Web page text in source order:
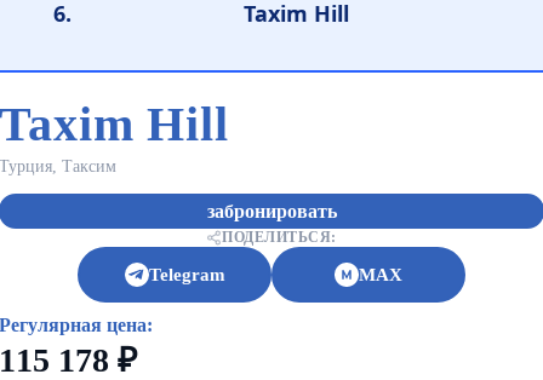
Taxim Hill
Taxim Hill
Турция, Таксим
забронировать
ПОДЕЛИТЬСЯ:
Telegram MAX
Регулярная цена:
115 178 ₽